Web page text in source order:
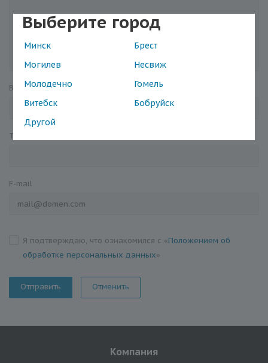
Выберите город
Минск
Брест
Могилев
Несвиж
Молодечно
Гомель
Витебск
Бобруйск
Другой
Ваше имя*
Телефон
E-mail
Я подтверждаю, что ознакомился с «Положением об
обработке персональных данных»
Отменить
Компания